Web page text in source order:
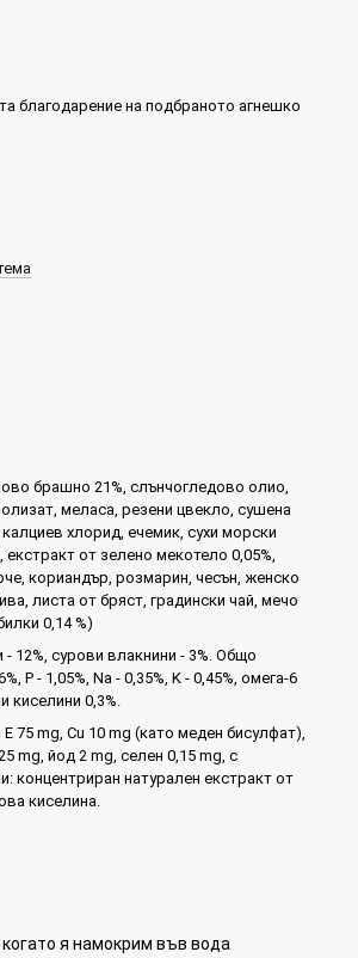
благодарение на подбраното агнешко
брашно 21%, слънчогледово олио,
меласа, резени цвекло, сушена
хлорид, ечемик, сухи морски
от зелено мекотело 0,05%,
кориандър, розмарин, чесън, женско
листа от бряст, градински чай, мечо
0,14 %)
12%, сурови влакнини - 3%. Общо
P - 1,05%, Na - 0,35%, K - 0,45%, омега-6
киселини 0,3%.
E 75 mg, Cu 10 mg (като меден бисулфат),
mg, йод 2 mg, селен 0,15 mg, с
концентриран натурален екстракт от
киселина.
я намокрим във вода